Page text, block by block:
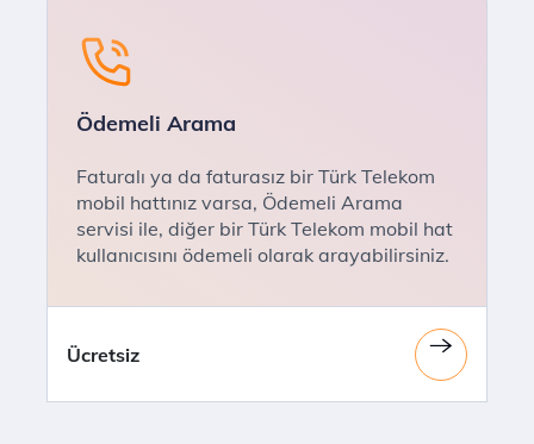
Ödemeli Arama
Faturalı ya da faturasız bir Türk Telekom
mobil hattınız varsa, Ödemeli Arama
servisi ile, diğer bir Türk Telekom mobil hat
kullanıcısını ödemeli olarak arayabilirsiniz.
Ücretsiz